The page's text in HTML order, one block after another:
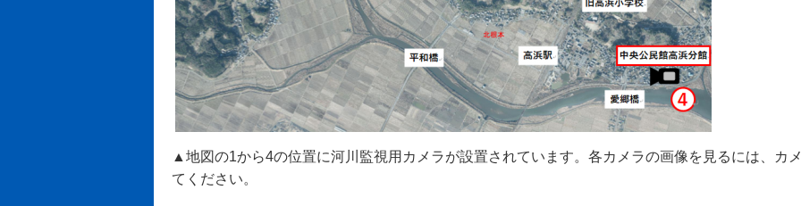
▲地図の1から4の位置に河川監視用カメラが設置されています。各カメラの画像を見るには、カ
てください。